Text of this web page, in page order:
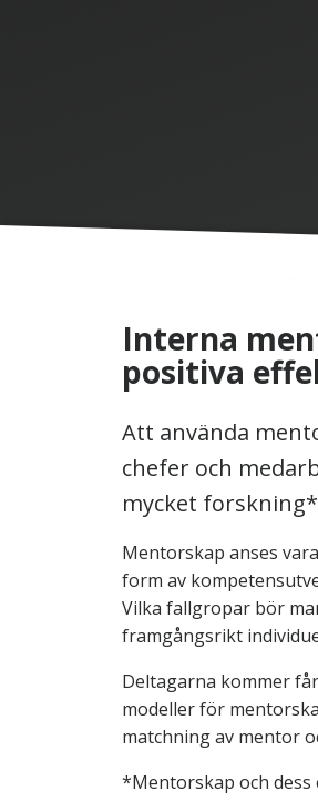
Interna
positiva
Att använda
chefer och
mycket
Mentorskap anses
form av
Vilka fallgropar bör
framgångsrikt
Deltagarna kommer
modeller för
matchning av mentor
*Mentorskap och